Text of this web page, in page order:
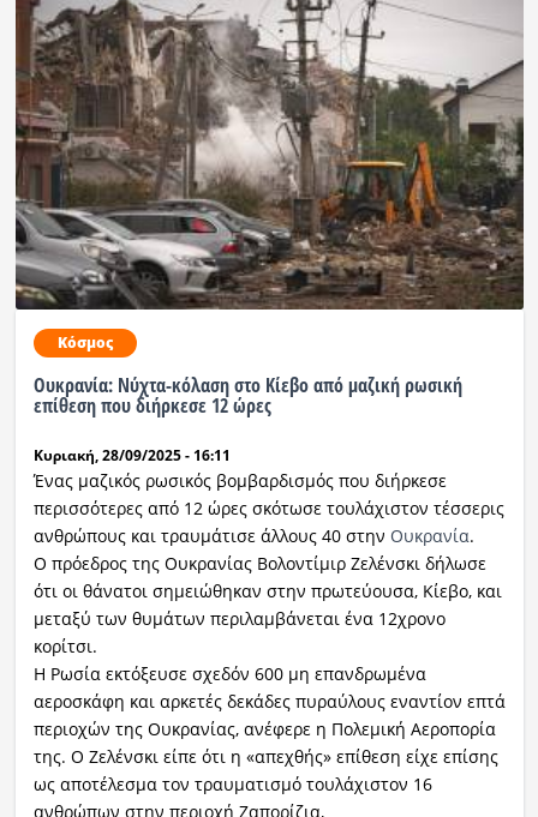
Κόσμος
Ουκρανία: Νύχτα-κόλαση στο Κίεβο από μαζική ρωσική
επίθεση που διήρκεσε 12 ώρες
Κυριακή, 28/09/2025 - 16:11
Ένας μαζικός ρωσικός βομβαρδισμός που διήρκεσε
περισσότερες από 12 ώρες σκότωσε τουλάχιστον τέσσερις
ανθρώπους και τραυμάτισε άλλους 40 στην Ουκρανία.
Ο πρόεδρος της Ουκρανίας Βολοντίμιρ Ζελένσκι δήλωσε
ότι οι θάνατοι σημειώθηκαν στην πρωτεύουσα, Κίεβο, και
μεταξύ των θυμάτων περιλαμβάνεται ένα 12χρονο
κορίτσι.
Η Ρωσία εκτόξευσε σχεδόν 600 μη επανδρωμένα
αεροσκάφη και αρκετές δεκάδες πυραύλους εναντίον επτά
περιοχών της Ουκρανίας, ανέφερε η Πολεμική Αεροπορία
της. Ο Ζελένσκι είπε ότι η «απεχθής» επίθεση είχε επίσης
ως αποτέλεσμα τον τραυματισμό τουλάχιστον 16
ανθρώπων στην περιοχή Ζαπορίζια,